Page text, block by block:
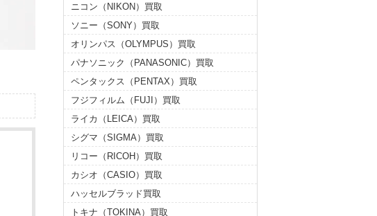
ニコン（NIKON）買取
ソニー（SONY）買取
オリンパス（OLYMPUS）買取
パナソニック（PANASONIC）買取
ペンタックス（PENTAX）買取
フジフィルム（FUJI）買取
ライカ（LEICA）買取
シグマ（SIGMA）買取
リコー（RICOH）買取
カシオ（CASIO）買取
ハッセルブラッド買取
トキナ（TOKINA）買取